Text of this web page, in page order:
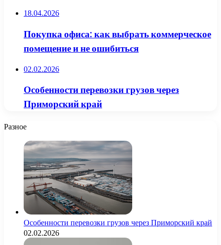
18.04.2026
Покупка офиса: как выбрать коммерческое
помещение и не ошибиться
02.02.2026
Особенности перевозки грузов через
Приморский край
Разное
Особенности перевозки грузов через Приморский край
02.02.2026